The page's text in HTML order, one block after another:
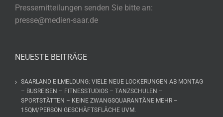
Pressemitteilungen senden Sie bitte an:
presse@medien-saar.de
NEUESTE BEITRÄGE
SAARLAND EILMELDUNG: VIELE NEUE LOCKERUNGEN AB MONTAG
– BUSREISEN – FITNESSTUDIOS – TANZSCHULEN –
SPORTSTÄTTEN – KEINE ZWANGSQUARANTÄNE MEHR –
15QM/PERSON GESCHÄFTSFLÄCHE UVM.